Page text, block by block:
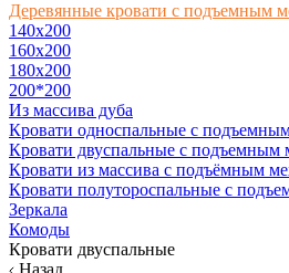
Деревянные кровати с подъемным
140x200
160х200
180х200
200*200
Из массива дуба
Кровати односпальные с
Кровати двуспальные с подъемным
Кровати из массива с подъёмным
Кровати полутороспальные с
Зеркала
Комоды
Кровати двуспальные
Назад